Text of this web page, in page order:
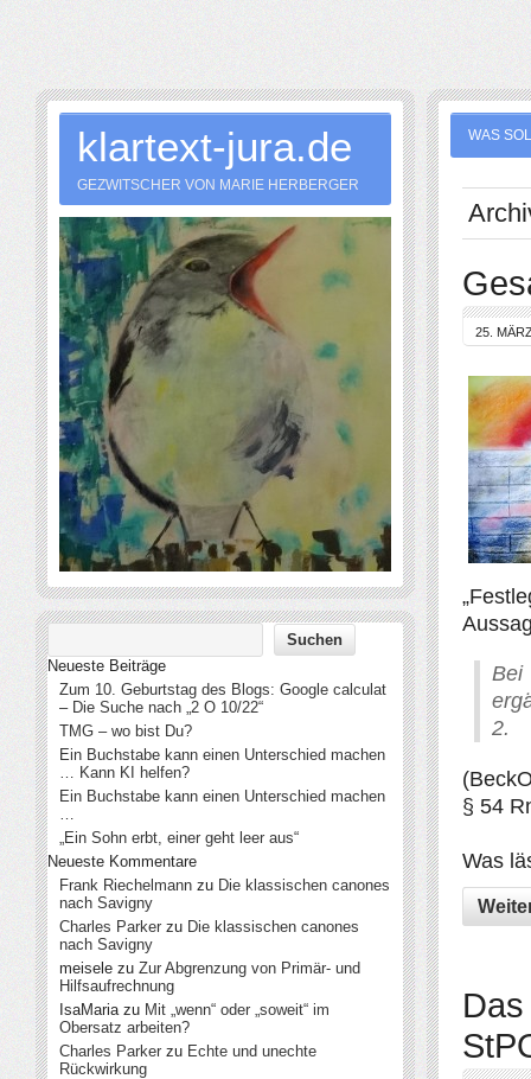
WAS
25.
2.
§ 54
Was
klartext-jura.de
GEZWITSCHER VON MARIE HERBERGER
Neueste Beiträge
Zum 10. Geburtstag des Blogs: Google calculat
– Die Suche nach „2 O 10/22“
TMG – wo bist Du?
Ein Buchstabe kann einen Unterschied machen
… Kann KI helfen?
Ein Buchstabe kann einen Unterschied machen
…
„Ein Sohn erbt, einer geht leer aus“
Neueste Kommentare
Frank Riechelmann zu Die klassischen canones
nach Savigny
Charles Parker zu Die klassischen canones
nach Savigny
meisele zu Zur Abgrenzung von Primär- und
Hilfsaufrechnung
IsaMariazu Mit „wenn“ oder „soweit“ im
Obersatz arbeiten?
Charles Parker zu Echte und unechte
Rückwirkung